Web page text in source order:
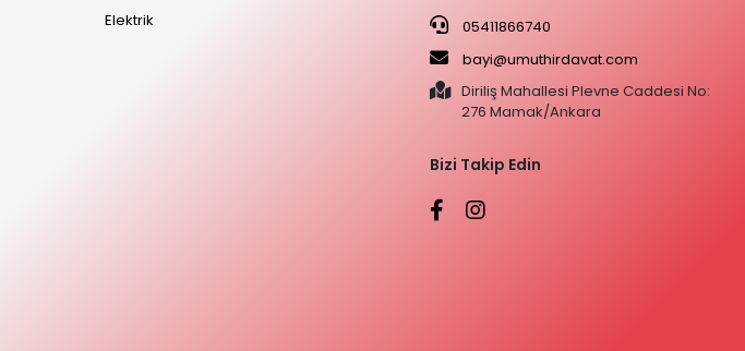
Elektrik
05411866740
bayi@umuthirdavat.com
Diriliş Mahallesi Plevne Caddesi No:
276 Mamak/Ankara
Bizi Takip Edin